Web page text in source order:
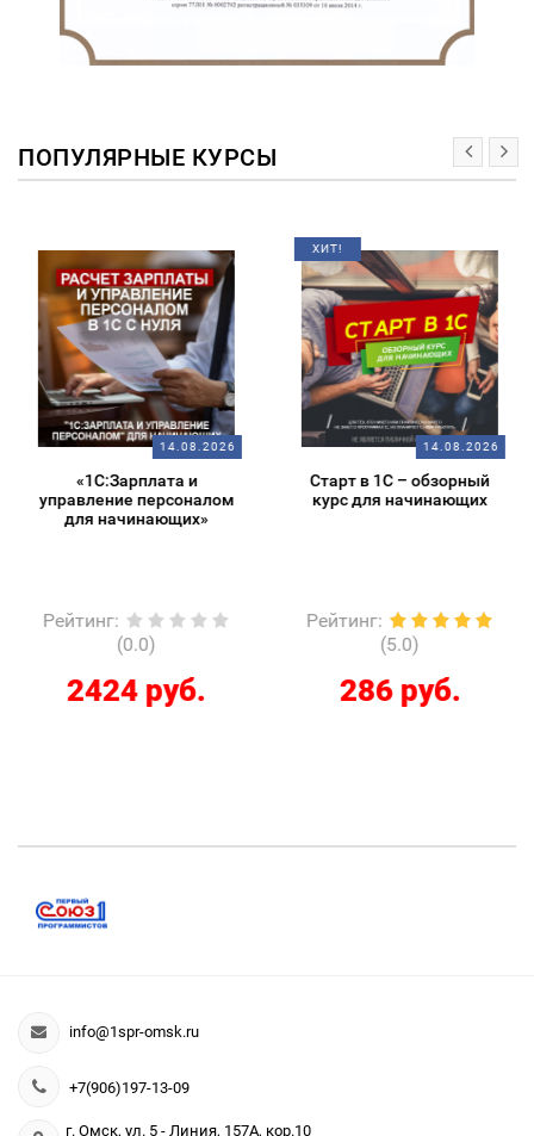
ПОПУЛЯРНЫЕ КУРСЫ
14.08.2026
«1С:Зарплата и
управление персоналом
для начинающих»
Рейтинг:
(0.0)
2424 руб.
ХИТ!
14.08.2026
Старт в 1С – обзорный
курс для начинающих
Рейтинг:
(5.0)
286 руб.
info@1spr-omsk.ru
+7(906)197-13-09
г. Омск, ул. 5 - Линия, 157А, кор.10